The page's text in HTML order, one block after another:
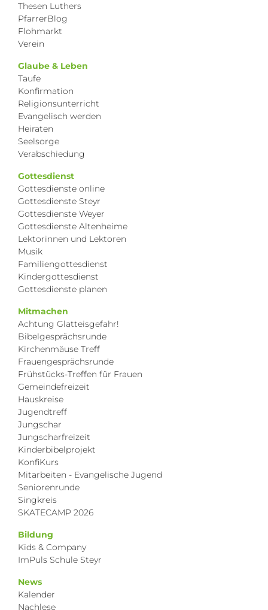
Thesen Luthers
PfarrerBlog
Flohmarkt
Verein
Glaube & Leben
Taufe
Konfirmation
Religionsunterricht
Evangelisch werden
Heiraten
Seelsorge
Verabschiedung
Gottesdienst
Gottesdienste online
Gottesdienste Steyr
Gottesdienste Weyer
Gottesdienste Altenheime
Lektorinnen und Lektoren
Musik
Familiengottesdienst
Kindergottesdienst
Gottesdienste planen
Mitmachen
Achtung Glatteisgefahr!
Bibelgesprächsrunde
Kirchenmäuse Treff
Frauengesprächsrunde
Frühstücks-Treffen für Frauen
Gemeindefreizeit
Hauskreise
Jugendtreff
Jungschar
Jungscharfreizeit
Kinderbibelprojekt
KonfiKurs
Mitarbeiten - Evangelische Jugend
Seniorenrunde
Singkreis
SKATECAMP 2026
Bildung
Kids & Company
ImPuls Schule Steyr
News
Kalender
Nachlese